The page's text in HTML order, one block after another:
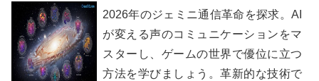
2026年のジェミニ通信革命を探求。AI
が変える声のコミュニケーションをマ
スターし、ゲームの世界で優位に立つ
方法を学びましょう。革新的な技術で